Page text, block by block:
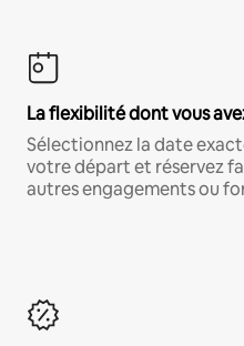
La flexibilité dont vous
Sélectionnez la date
votre départ et réservez
autres engagements ou